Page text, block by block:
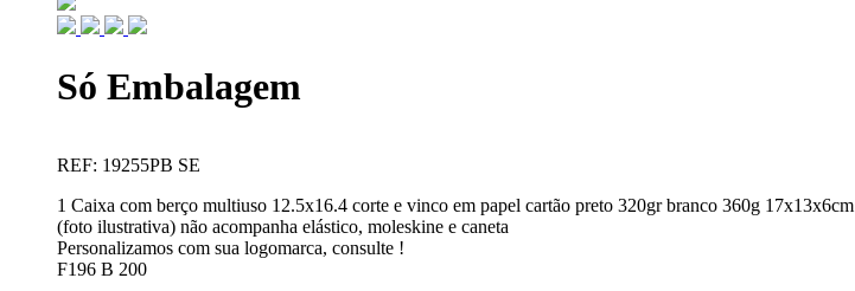
Só Embalagem
REF: 19255PB SE
1 Caixa com berço multiuso 12.5x16.4 corte e vinco em papel cartão preto 320gr branco 360g 17x13x6cm
(foto ilustrativa) não acompanha elástico, moleskine e caneta
Personalizamos com sua logomarca, consulte !
F196 B 200